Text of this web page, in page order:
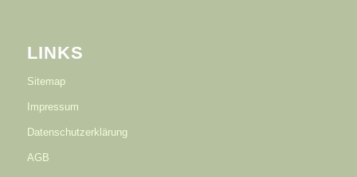
LINKS
Sitemap
Impressum
Datenschutzerklärung
AGB